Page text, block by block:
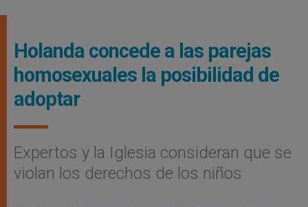
Holanda concede a las parejas
homosexuales la posibilidad de
adoptar
Expertos y la Iglesia consideran que se
violan los derechos de los niños